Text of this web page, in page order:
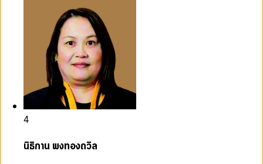
4
นิธิกาน พงทองถวิล